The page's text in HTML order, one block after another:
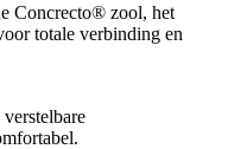
Concrecto® zool, het
totale verbinding en